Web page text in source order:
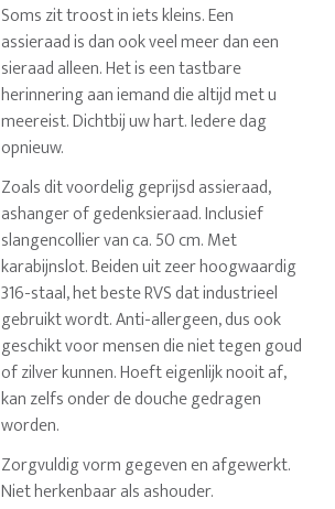
Soms zit troost in iets kleins. Een
assieraad is dan ook veel meer dan een
sieraad alleen. Het is een tastbare
herinnering aan iemand die altijd met u
meereist. Dichtbij uw hart. Iedere dag
opnieuw.
Zoals dit voordelig geprijsd assieraad,
ashanger of gedenksieraad. Inclusief
slangencollier van ca. 50 cm. Met
karabijnslot. Beiden uit zeer hoogwaardig
316-staal, het beste RVS dat industrieel
gebruikt wordt. Anti-allergeen, dus ook
geschikt voor mensen die niet tegen goud
of zilver kunnen. Hoeft eigenlijk nooit af,
kan zelfs onder de douche gedragen
worden.
Zorgvuldig vorm gegeven en afgewerkt.
Niet herkenbaar als ashouder.